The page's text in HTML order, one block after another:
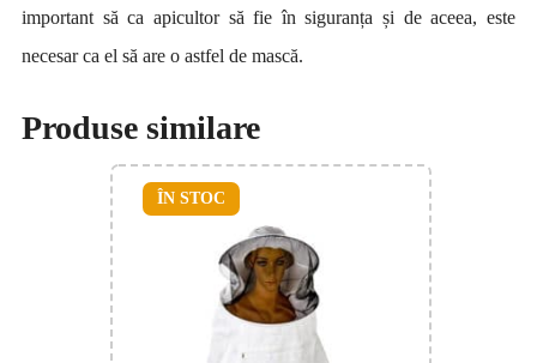
important să ca apicultor să fie în siguranța și de aceea, este
necesar ca el să are o astfel de mască.
Produse similare
ÎN STOC